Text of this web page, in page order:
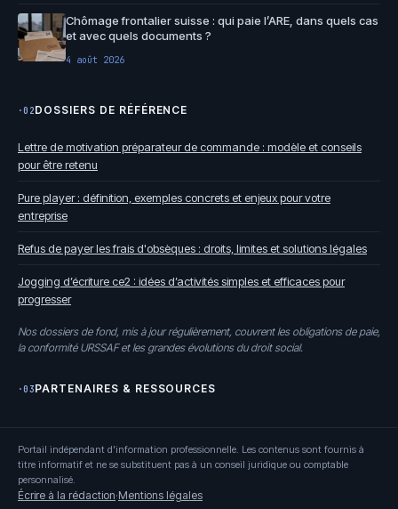
Chômage frontalier suisse : qui paie l’ARE, dans quels cas
et avec quels documents ?
4 août 2026
·02DOSSIERS DE RÉFÉRENCE
Lettre de motivation préparateur de commande : modèle et conseils
pour être retenu
Pure player : définition, exemples concrets et enjeux pour votre
entreprise
Refus de payer les frais d'obsèques : droits, limites et solutions légales
Jogging d’écriture ce2 : idées d’activités simples et efficaces pour
progresser
Nos dossiers de fond, mis à jour régulièrement, couvrent les obligations de paie,
la conformité URSSAF et les grandes évolutions du droit social.
·03PARTENAIRES & RESSOURCES
Portail indépendant d'information professionnelle. Les contenus sont fournis à
titre informatif et ne se substituent pas à un conseil juridique ou comptable
personnalisé.
Écrire à la rédaction·Mentions légales